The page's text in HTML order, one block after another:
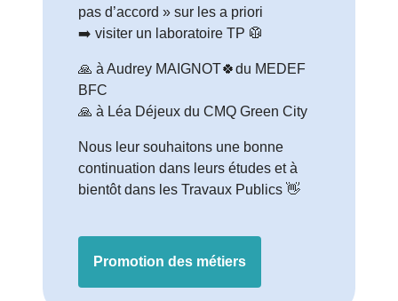
pas d’accord » sur les a priori
➡️ visiter un laboratoire TP 🥼
🙏 à Audrey MAIGNOT🍀du MEDEF
BFC
🙏 à Léa Déjeux du CMQ Green City
Nous leur souhaitons une bonne
continuation dans leurs études et à
bientôt dans les Travaux Publics 👋
Promotion des métiers